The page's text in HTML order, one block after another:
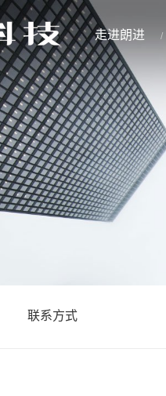
走进朗进
联系方式